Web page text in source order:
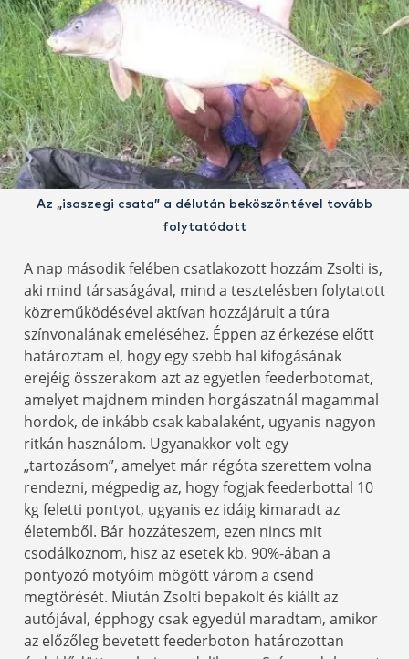
Az „isaszegi csata” a délután beköszöntével tovább
folytatódott
A nap második felében csatlakozott hozzám Zsolti is,
aki mind társaságával, mind a tesztelésben folytatott
közreműködésével aktívan hozzájárult a túra
színvonalának emeléséhez. Éppen az érkezése előtt
határoztam el, hogy egy szebb hal kifogásának
erejéig összerakom azt az egyetlen feederbotomat,
amelyet majdnem minden horgászatnál magammal
hordok, de inkább csak kabalaként, ugyanis nagyon
ritkán használom. Ugyanakkor volt egy
„tartozásom”, amelyet már régóta szerettem volna
rendezni, mégpedig az, hogy fogjak feederbottal 10
kg feletti pontyot, ugyanis ez idáig kimaradt az
életemből. Bár hozzáteszem, ezen nincs mit
csodálkoznom, hisz az esetek kb. 90%-ában a
pontyozó motyóim mögött várom a csend
megtörését. Miután Zsolti bepakolt és kiállt az
autójával, épphogy csak egyedül maradtam, amikor
az előzőleg bevetett feederboton határozottan